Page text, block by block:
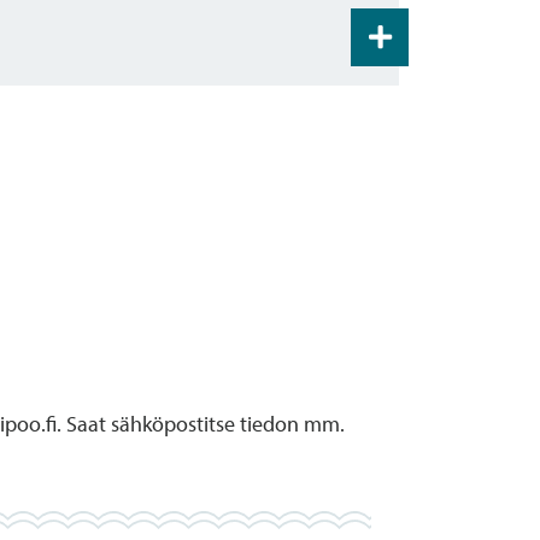
2019 (pdf)
rakentamistapaohjeiden
Saat sähköpostitse tiedon mm.